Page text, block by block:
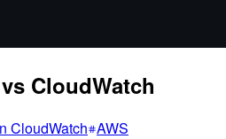
CloudWatch
CloudWatch AWS